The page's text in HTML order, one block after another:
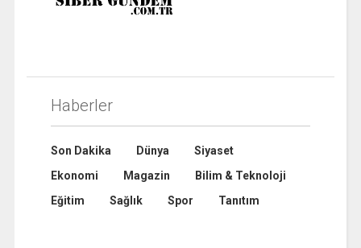
Haberler
Son Dakika Dünya
Siyaset
Ekonomi
Magazin
Bilim & Teknoloji
Eğitim
Sağlık Spor Tanıtım